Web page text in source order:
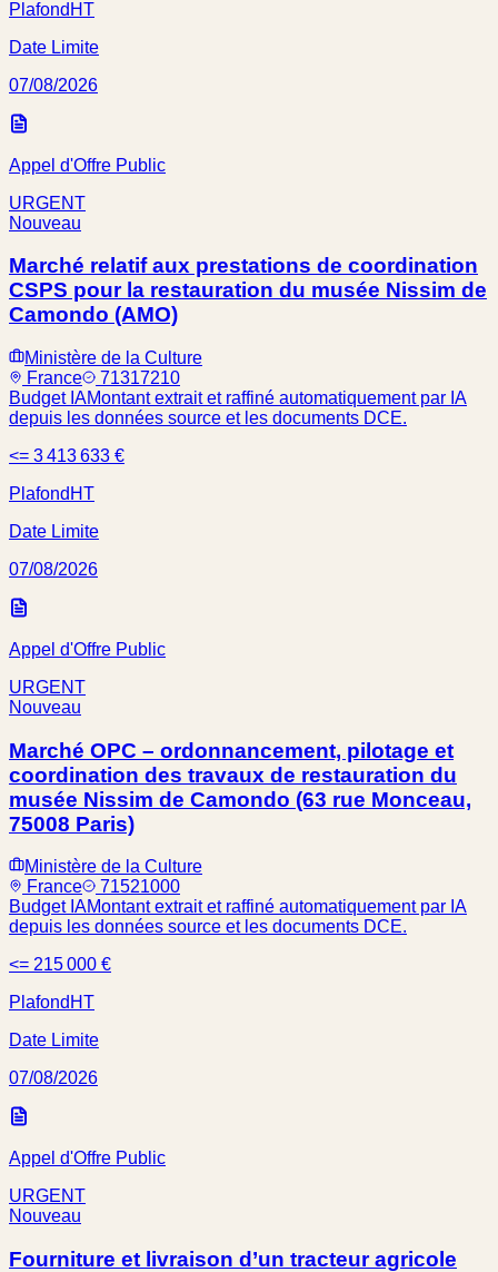
Plafond HT
Date Limite
07/08/2026
Appel d'Offre Public
URGENT
Nouveau
Marché relatif aux prestations de coordination
CSPS pour la restauration du musée Nissim de
Camondo (AMO)
Ministère de la Culture
France
71317210
Budget IAMontant extrait et raffiné automatiquement par IA
depuis les données source et les documents DCE.
<= 3 413 633 €
Plafond HT
Date Limite
07/08/2026
Appel d'Offre Public
URGENT
Nouveau
Marché OPC – ordonnancement, pilotage et
coordination des travaux de restauration du
musée Nissim de Camondo (63 rue Monceau,
75008 Paris)
Ministère de la Culture
France
71521000
Budget IAMontant extrait et raffiné automatiquement par IA
depuis les données source et les documents DCE.
<= 215 000 €
Plafond HT
Date Limite
07/08/2026
Appel d'Offre Public
URGENT
Nouveau
Fourniture et livraison d’un tracteur agricole